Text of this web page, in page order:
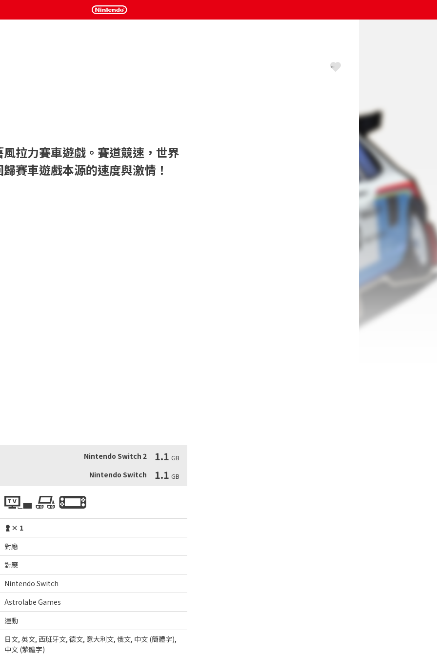
拉力賽車遊戲。賽道競速，世界
賽車遊戲本源的速度與激情！
Nintendo Switch 2 1.1 GB
Nintendo Switch 1.1 GB
× 1
對應
對應
Nintendo Switch
Astrolabe Games
運動
日文,英文,西班牙文,德文, 意大利文,俄文, 中文 (簡體字),
中文 (繁體字)